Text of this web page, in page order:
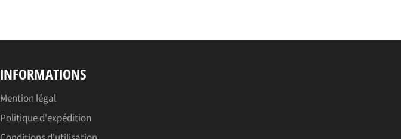
INFORMATIONS
Mention légal
Politique d'expédition